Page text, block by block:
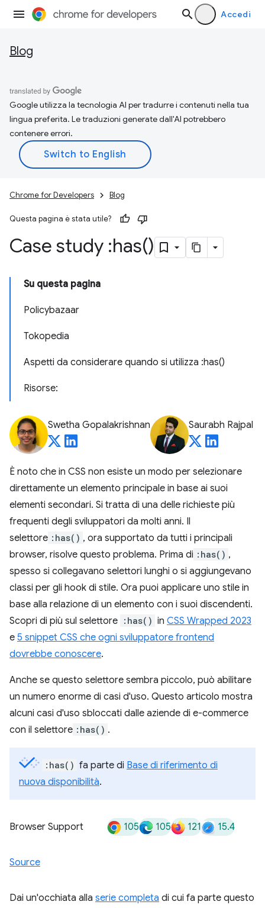
Accedi
Blog
Google utilizza la tecnologia AI per tradurre i contenuti nella tua
lingua preferita. Le traduzioni generate dall'AI potrebbero
contenere errori.
Chrome for Developers Blog
Questa pagina è stata utile?
Case study :has()
Su questa pagina
Policybazaar
Tokopedia
Aspetti da considerare quando si utilizza :has()
Risorse:
Swetha Gopalakrishnan Saurabh Rajpal
È noto che in CSS non esiste un modo per selezionare
direttamente un elemento principale in base ai suoi
elementi secondari. Si tratta di una delle richieste più
frequenti degli sviluppatori da molti anni. Il
selettore :has() , ora supportato da tutti i principali
browser, risolve questo problema. Prima di :has() ,
spesso si collegavano selettori lunghi o si aggiungevano
classi per gli hook di stile. Ora puoi applicare uno stile in
base alla relazione di un elemento con i suoi discendenti.
Scopri di più sul selettore :has() in CSS Wrapped 2023
e 5 snippet CSS che ogni sviluppatore frontend
dovrebbe conoscere.
Anche se questo selettore sembra piccolo, può abilitare
un numero enorme di casi d'uso. Questo articolo mostra
alcuni casi d'uso sbloccati dalle aziende di e-commerce
con il selettore :has() .
:has() fa parte di Base di riferimento di
nuova disponibilità.
Browser Support 105 105 121 15.4
Source
Dai un'occhiata alla serie completa di cui fa parte questo